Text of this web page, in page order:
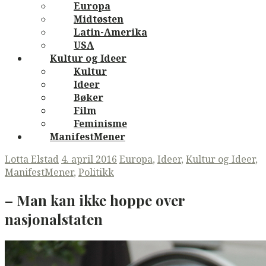
Europa
Midtøsten
Latin-Amerika
USA
Kultur og Ideer
Kultur
Ideer
Bøker
Film
Feminisme
ManifestMener
Lotta Elstad 4. april 2016 Europa, Ideer, Kultur og Ideer,
ManifestMener, Politikk
– Man kan ikke hoppe over
nasjonalstaten